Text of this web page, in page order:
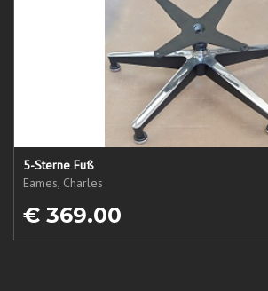
5-Sterne Fuß
Eames, Charles
€ 369.00